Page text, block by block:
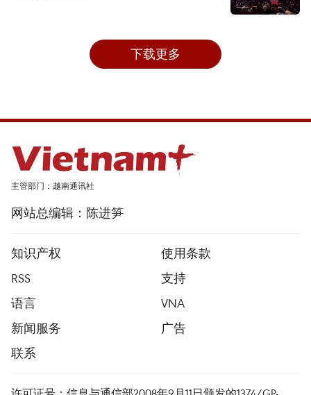
下载更多
主管部门：越南通讯社
网站总编辑：陈进笋
知识产权
使用条款
RSS
支持
语言
VNA
新闻服务
广告
联系